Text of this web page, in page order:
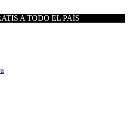
A TODO EL PAÍS